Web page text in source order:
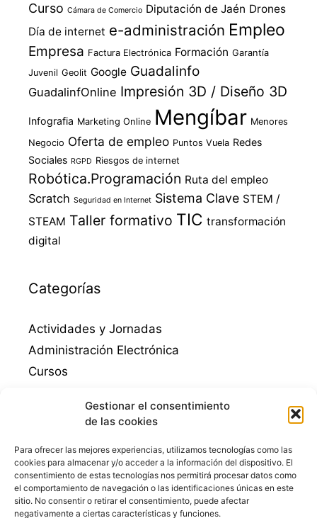
Gestionar el consentimiento
de las cookies
Para ofrecer las mejores experiencias, utilizamos tecnologías como las
cookies para almacenar y/o acceder a la información del dispositivo. El
consentimiento de estas tecnologías nos permitirá procesar datos como
el comportamiento de navegación o las identificaciones únicas en este
sitio. No consentir o retirar el consentimiento, puede afectar
negativamente a ciertas características y funciones.
Curso Cámara de Comercio Diputación de Jaén Drones
Día de internet e-administración Empleo
Empresa Factura Electrónica Formación Garantía
Juvenil Geolit Google Guadalinfo
GuadalinfOnline Impresión 3D / Diseño 3D
Infografia Marketing Online Mengíbar Menores
Negocio Oferta de empleo Puntos Vuela Redes
Sociales RGPD Riesgos de internet
Robótica.Programación Ruta del empleo
Scratch Seguridad en Internet Sistema Clave STEM /
STEAM Taller formativo TIC transformación
digital
Categorías
Actividades y Jornadas
Administración Electrónica
Cursos
Guadalinfo Mengibar
Juegos educativos
Mengibar